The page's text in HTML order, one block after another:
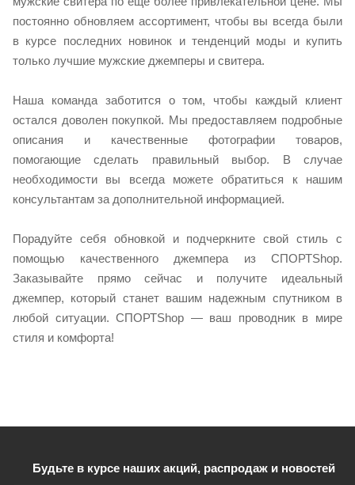
постоянно обновляем ассортимент, чтобы вы всегда были
в курсе последних новинок и тенденций моды и купить
только лучшие мужские джемперы и свитера.
Наша команда заботится о том, чтобы каждый клиент
остался доволен покупкой. Мы предоставляем подробные
описания и качественные фотографии товаров,
помогающие сделать правильный выбор. В случае
необходимости вы всегда можете обратиться к нашим
консультантам за дополнительной информацией.
Порадуйте себя обновкой и подчеркните свой стиль с
помощью качественного джемпера из СПОРТShop.
Заказывайте прямо сейчас и получите идеальный
джемпер, который станет вашим надежным спутником в
любой ситуации. СПОРТShop — ваш проводник в мире
стиля и комфорта!
Будьте в курсе наших акций, распродаж и новостей